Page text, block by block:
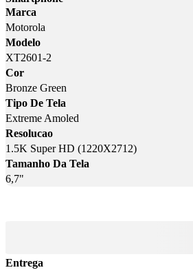
Marca
Motorola
Modelo
XT2601-2
Cor
Bronze Green
Tipo De Tela
Extreme Amoled
Resolucao
1.5K Super HD (1220X2712)
Tamanho Da Tela
6,7"
Entrega